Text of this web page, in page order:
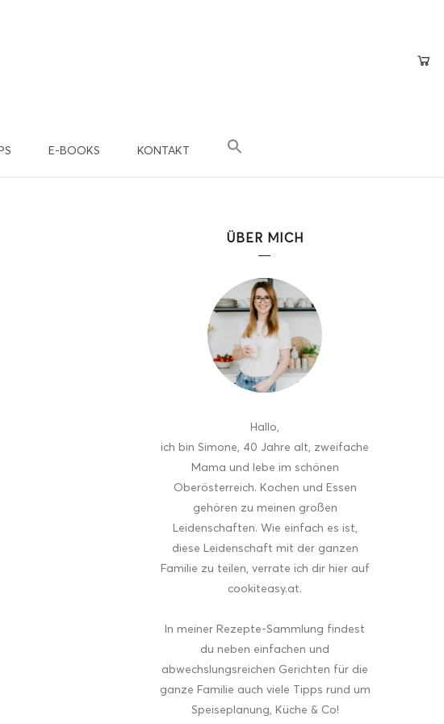
E-BOOKS KONTAKT
ÜBER MICH
Hallo
ich bin Simone, 40 Jahre alt, zweifache
Mama und lebe im schönen
Oberösterreich. Kochen und Essen
gehören zu meinen großen
Leidenschaften. Wie einfach es ist,
diese Leidenschaft mit der ganzen
Familie zu teilen, verrate ich dir hier auf
cookiteasy.at.
In meiner Rezepte-Sammlung findest
du neben einfachen und
abwechslungsreichen Gerichten für die
ganze Familie auch viele Tipps rund um
Speiseplanung, Küche & Co!
×